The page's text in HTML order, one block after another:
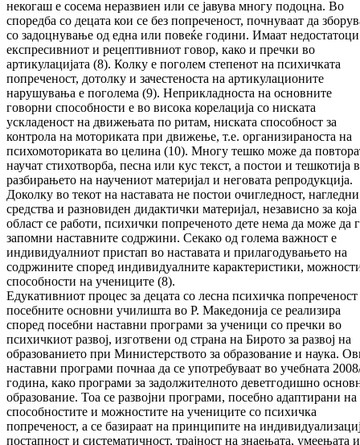
некогаш е сосема неразвиен или се јавува многу подоцна. Во
споредба со децата кои се без попреченост, почнуваат да
со задоцнување од една или повеќе години. Имаат
експресивниот и рецептивниот говор, како и пречки во
артикулацијата (8). Колку е поголем степенот на психичката
попреченост, дотолку и зачестеноста на артикулационите
нарушувања е поголема (9). Неприкладноста на основните
говорни способности е во висока корелација со ниската
ускладеност на движењата по ритам, ниската способност за
контрола на моториката при движење, т.е. организираноста на
психомоториката во целина (10). Многу тешко може да
научат стихотворба, песна или кус текст, а постои и тешкотија
разбирањето на научениот материјал и неговата репродукција.
Доколку во текот на наставата не постои очигледност, нагледни
средства и разновиден дидактички материјал, независно за која
област се работи, психички попреченото дете нема да може да
запомни наставните содржини. Секако од голема важност е
индивидуалниот пристап во наставата и прилагодувањето на
содржините според индивидуалните карактеристики,
способности на учениците (8).
Едукативниот процес за децата со лесна психичка
посебните основни училишта во Р. Македонија се реализира
според посебни наставни програми за ученици со пречки во
психичкиот развој, изготвени од страна на Бирото за развој на
образованието при Министерството за образование и наука.
наставни програми почнаа да се употребуваат во учебната
година, како програми за задолжителното деветгодишно
образование. Тоа се развојни програми, посебно адаптирани на
способностите и можностите на учениците со психичка
попреченост, а се базираат на принципите на
постапност и систематичност, трајност на знаењата, умеењата и